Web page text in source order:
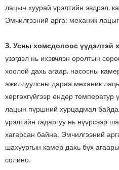
лацын хуурай үрэлтийн эвдрэл,
Эмчилгээний арга: механик
3. Усны хомсдолоос үүдэлтэй
үзэгдэл нь ихэвчлэн оролтын
хоолой дахь агаар, насосны
ажиллуулсны дараа механик
хөргөхгүйгээр өндөр температур
лацын пүршний хурцадмал
үрэлтийн гадаргуу нь нүүрсээр
хагарсан байна. Эмчилгээний
шахуургын камер дахь бүх
солино.